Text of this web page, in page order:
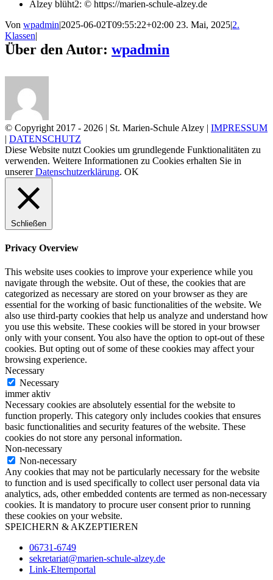
Alzey blüht2: © https://marien-schule-alzey.de
Von wpadmin|2025-06-02T09:55:22+02:00 23. Mai, 2025|2.
Klassen|
Über den Autor: wpadmin
© Copyright 2017 - 2026 | St. Marien-Schule Alzey | IMPRESSUM
| DATENSCHUTZ
Diese Website nutzt Cookies um grundlegende Funktionalitäten zu
verwenden. Weitere Informationen zu Cookies erhalten Sie in
unsererDatenschutzerklärung. OK
Schließen
Privacy Overview
This website uses cookies to improve your experience while you
navigate through the website. Out of these, the cookies that are
categorized as necessary are stored on your browser as they are
essential for the working of basic functionalities of the website. We
also use third-party cookies that help us analyze and understand how
you use this website. These cookies will be stored in your browser
only with your consent. You also have the option to opt-out of these
cookies. But opting out of some of these cookies may affect your
browsing experience.
Necessary
Necessary
immer aktiv
Necessary cookies are absolutely essential for the website to
function properly. This category only includes cookies that ensures
basic functionalities and security features of the website. These
cookies do not store any personal information.
Non-necessary
Non-necessary
Any cookies that may not be particularly necessary for the website
to function and is used specifically to collect user personal data via
analytics, ads, other embedded contents are termed as non-necessary
cookies. It is mandatory to procure user consent prior to running
these cookies on your website.
SPEICHERN & AKZEPTIEREN
06731-6749
sekretariat@marien-schule-alzey.de
Link-Elternportal